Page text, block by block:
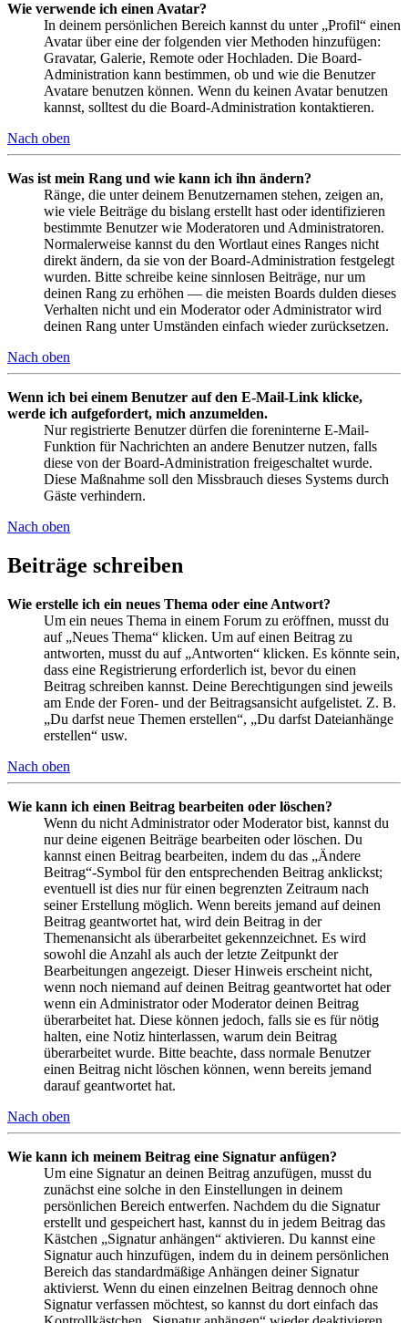
Wie verwende ich einen Avatar?
In deinem persönlichen Bereich kannst du unter „Profil“ einen
Avatar über eine der folgenden vier Methoden hinzufügen:
Gravatar, Galerie, Remote oder Hochladen. Die Board-
Administration kann bestimmen, ob und wie die Benutzer
Avatare benutzen können. Wenn du keinen Avatar benutzen
kannst, solltest du die Board-Administration kontaktieren.
Nach oben
Was ist mein Rang und wie kann ich ihn ändern?
Ränge, die unter deinem Benutzernamen stehen, zeigen an,
wie viele Beiträge du bislang erstellt hast oder identifizieren
bestimmte Benutzer wie Moderatoren und Administratoren.
Normalerweise kannst du den Wortlaut eines Ranges nicht
direkt ändern, da sie von der Board-Administration festgelegt
wurden. Bitte schreibe keine sinnlosen Beiträge, nur um
deinen Rang zu erhöhen — die meisten Boards dulden dieses
Verhalten nicht und ein Moderator oder Administrator wird
deinen Rang unter Umständen einfach wieder zurücksetzen.
Nach oben
Wenn ich bei einem Benutzer auf den E-Mail-Link klicke,
werde ich aufgefordert, mich anzumelden.
Nur registrierte Benutzer dürfen die foreninterne E-Mail-
Funktion für Nachrichten an andere Benutzer nutzen, falls
diese von der Board-Administration freigeschaltet wurde.
Diese Maßnahme soll den Missbrauch dieses Systems durch
Gäste verhindern.
Nach oben
Beiträge schreiben
Wie erstelle ich ein neues Thema oder eine Antwort?
Um ein neues Thema in einem Forum zu eröffnen, musst du
auf „Neues Thema“ klicken. Um auf einen Beitrag zu
antworten, musst du auf „Antworten“ klicken. Es könnte sein,
dass eine Registrierung erforderlich ist, bevor du einen
Beitrag schreiben kannst. Deine Berechtigungen sind jeweils
am Ende der Foren- und der Beitragsansicht aufgelistet. Z. B.
„Du darfst neue Themen erstellen“, „Du darfst Dateianhänge
erstellen“ usw.
Nach oben
Wie kann ich einen Beitrag bearbeiten oder löschen?
Wenn du nicht Administrator oder Moderator bist, kannst du
nur deine eigenen Beiträge bearbeiten oder löschen. Du
kannst einen Beitrag bearbeiten, indem du das „Ändere
Beitrag“-Symbol für den entsprechenden Beitrag anklickst;
eventuell ist dies nur für einen begrenzten Zeitraum nach
seiner Erstellung möglich. Wenn bereits jemand auf deinen
Beitrag geantwortet hat, wird dein Beitrag in der
Themenansicht als überarbeitet gekennzeichnet. Es wird
sowohl die Anzahl als auch der letzte Zeitpunkt der
Bearbeitungen angezeigt. Dieser Hinweis erscheint nicht,
wenn noch niemand auf deinen Beitrag geantwortet hat oder
wenn ein Administrator oder Moderator deinen Beitrag
überarbeitet hat. Diese können jedoch, falls sie es für nötig
halten, eine Notiz hinterlassen, warum dein Beitrag
überarbeitet wurde. Bitte beachte, dass normale Benutzer
einen Beitrag nicht löschen können, wenn bereits jemand
darauf geantwortet hat.
Nach oben
Wie kann ich meinem Beitrag eine Signatur anfügen?
Um eine Signatur an deinen Beitrag anzufügen, musst du
zunächst eine solche in den Einstellungen in deinem
persönlichen Bereich entwerfen. Nachdem du die Signatur
erstellt und gespeichert hast, kannst du in jedem Beitrag das
Kästchen „Signatur anhängen“ aktivieren. Du kannst eine
Signatur auch hinzufügen, indem du in deinem persönlichen
Bereich das standardmäßige Anhängen deiner Signatur
aktivierst. Wenn du einen einzelnen Beitrag dennoch ohne
Signatur verfassen möchtest, so kannst du dort einfach das